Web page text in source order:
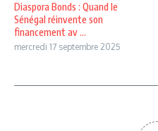
Diaspora Bonds : Quand le
Sénégal réinvente son
financement av ...
mercredi 17 septembre 2025